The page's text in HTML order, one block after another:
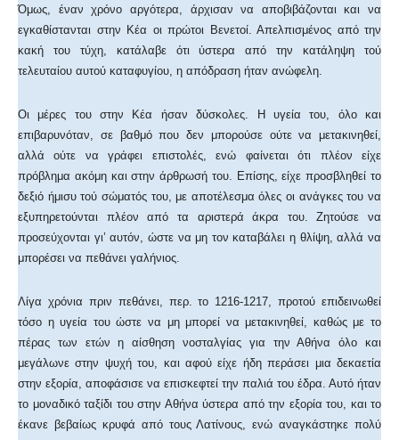
Όμως, έναν χρόνο αργότερα, άρχισαν να αποβιβάζονται και να
εγκαθίστανται στην Κέα οι πρώτοι Βενετοί. Απελπισμένος από την
κακή του τύχη, κατάλαβε ότι ύστερα από την κατάληψη τού
τελευταίου αυτού καταφυγίου, η απόδραση ήταν ανώφελη.
Οι μέρες του στην Κέα ήσαν δύσκολες. Η υγεία του, όλο και
επιβαρυνόταν, σε βαθμό που δεν μπορούσε ούτε να μετακινηθεί,
αλλά ούτε να γράφει επιστολές, ενώ φαίνεται ότι πλέον είχε
πρόβλημα ακόμη και στην άρθρωσή του. Επίσης, είχε προσβληθεί το
δεξιό ήμισυ τού σώματός του, με αποτέλεσμα όλες οι ανάγκες του να
εξυπηρετούνται πλέον από τα αριστερά άκρα του. Ζητούσε να
προσεύχονται γι’ αυτόν, ώστε να μη τον καταβάλει η θλίψη, αλλά να
μπορέσει να πεθάνει γαλήνιος.
Λίγα χρόνια πριν πεθάνει, περ. το 1216-1217, προτού επιδεινωθεί
τόσο η υγεία του ώστε να μη μπορεί να μετακινηθεί, καθώς με το
πέρας των ετών η αίσθηση νοσταλγίας για την Αθήνα όλο και
μεγάλωνε στην ψυχή του, και αφού είχε ήδη περάσει μια δεκαετία
στην εξορία, αποφάσισε να επισκεφτεί την παλιά του έδρα. Αυτό ήταν
το μοναδικό ταξίδι του στην Αθήνα ύστερα από την εξορία του, και το
έκανε βεβαίως κρυφά από τους Λατίνους, ενώ αναγκάστηκε πολύ